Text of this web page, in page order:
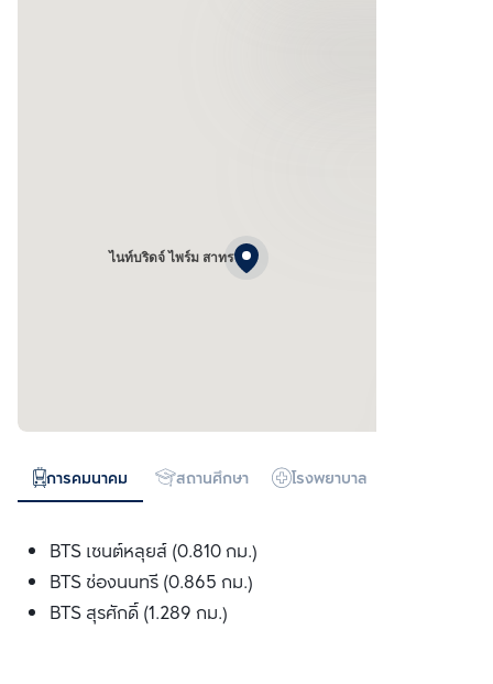
ไนท์บริดจ์ ไพร์ม สาทร
การคมนาคม สถานศึกษา โรงพยาบาล
BTS เซนต์หลุยส์ (0.810 กม.)
BTS ช่องนนทรี (0.865 กม.)
BTS สุรศักดิ์ (1.289 กม.)